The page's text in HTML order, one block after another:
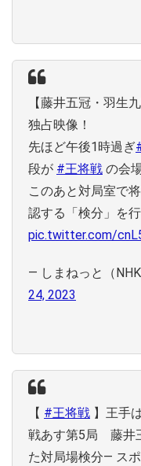
【藤井五冠・羽生
独占映像！
先ほど午後1時過ぎ
段が #王将戦 の会
このあと対局室で
認する「検分」を行
pic.twitter.com/
— しまねっと（
24, 2023
【 #王将戦 】王手
戦あす第5局 藤井
た対局場検分― ス